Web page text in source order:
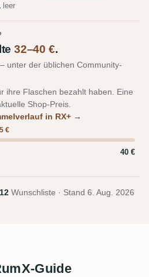
leer
32–40 €.
unter der üblichen Community-
ihre Flaschen bezahlt haben. Eine
Shop-Preis.
in RX+ →
€
40 €
12 Wunschliste · Stand 6. Aug. 2026
Guide